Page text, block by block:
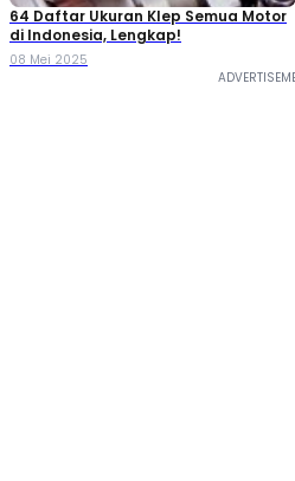
64 Daftar Ukuran Klep Semua Motor
di Indonesia, Lengkap!
08 Mei 2025